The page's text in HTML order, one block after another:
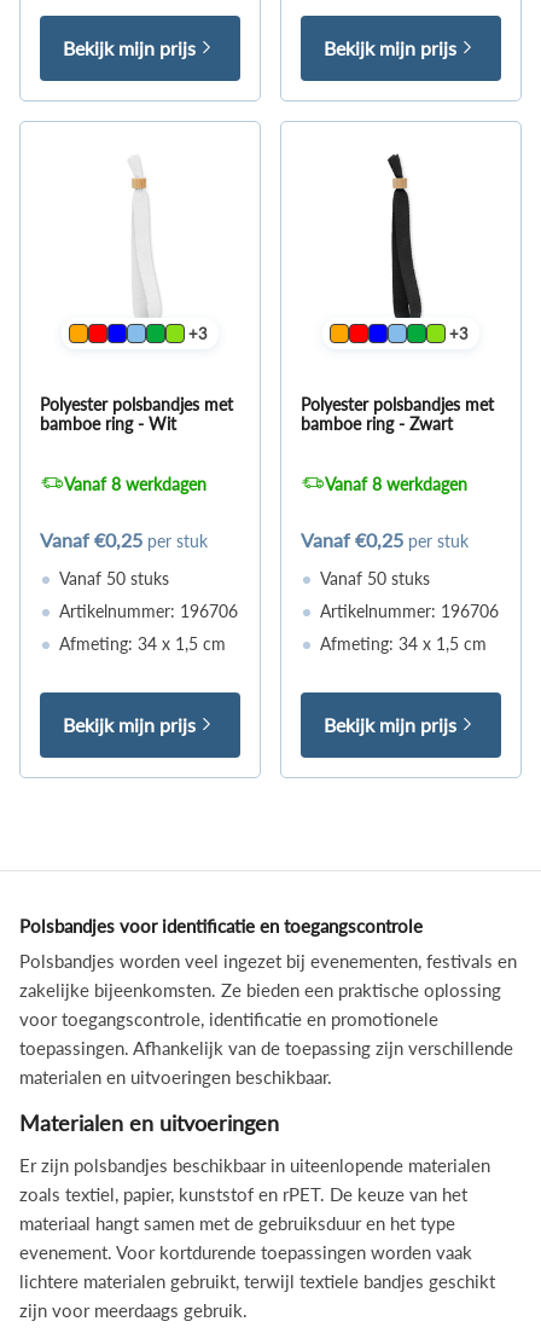
Bekijk mijn prijs Bekijk mijn prijs
+3
Polyester polsbandjes met
bamboe ring - Wit
Vanaf 8 werkdagen
Vanaf €0,25 per stuk
Vanaf 50 stuks
Artikelnummer: 196706
Afmeting: 34 x 1,5 cm
Bekijk mijn prijs
+3
Polyester polsbandjes met
bamboe ring - Zwart
Vanaf 8 werkdagen
Vanaf €0,25 per stuk
Vanaf 50 stuks
Artikelnummer: 196706
Afmeting: 34 x 1,5 cm
Bekijk mijn prijs
Polsbandjes voor identificatie en toegangscontrole
Polsbandjes worden veel ingezet bij evenementen, festivals en
zakelijke bijeenkomsten. Ze bieden een praktische oplossing
voor toegangscontrole, identificatie en promotionele
toepassingen. Afhankelijk van de toepassing zijn verschillende
materialen en uitvoeringen beschikbaar.
Materialen en uitvoeringen
Er zijn polsbandjes beschikbaar in uiteenlopende materialen
zoals textiel, papier, kunststof en rPET. De keuze van het
materiaal hangt samen met de gebruiksduur en het type
evenement. Voor kortdurende toepassingen worden vaak
lichtere materialen gebruikt, terwijl textiele bandjes geschikt
zijn voor meerdaags gebruik.